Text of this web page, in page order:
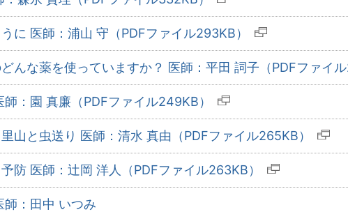
に 医師：浦山 守（PDFファイル293KB）
んな薬を使っていますか？ 医師：平田 詞子（PDFファイ
：園 真廉（PDFファイル249KB）
山と虫送り 医師：清水 真由（PDFファイル265KB）
防 医師：辻岡 洋人（PDFファイル263KB）
師：田中 いつみ